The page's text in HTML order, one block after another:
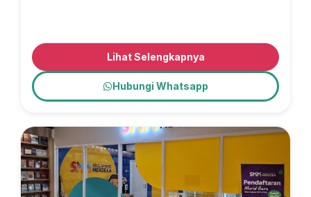
Lihat Selengkapnya
Hubungi Whatsapp